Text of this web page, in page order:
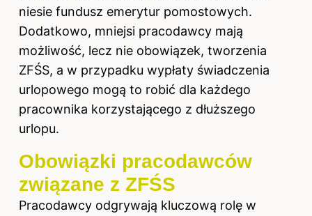
niesie fundusz emerytur pomostowych.
Dodatkowo, mniejsi pracodawcy mają
możliwość, lecz nie obowiązek, tworzenia
ZFŚS, a w przypadku wypłaty świadczenia
urlopowego mogą to robić dla każdego
pracownika korzystającego z dłuższego
urlopu.
Obowiązki pracodawców
związane z ZFŚS
Pracodawcy odgrywają kluczową rolę w